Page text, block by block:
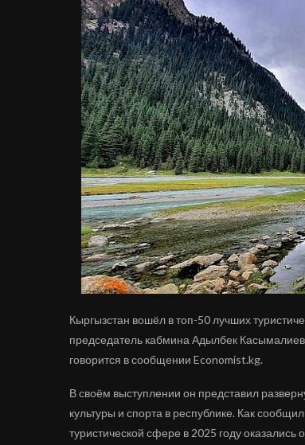
Кыргызстан вошёл в топ-50 лучших
председатель кабмина Адылбек
говорится в сообщении Economist.kg.
В своём выступлении он представил
культуры и спорта в республике. Как
туристической сфере в 2025 году